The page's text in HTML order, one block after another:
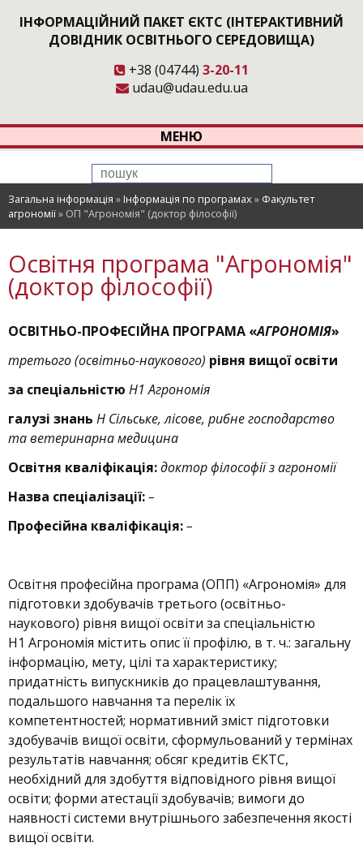
ІНФОРМАЦІЙНИЙ ПАКЕТ ЄКТС (ІНТЕРАКТИВНИЙ
ДОВІДНИК ОСВІТНЬОГО СЕРЕДОВИЩА)
+38 (04744) 3-20-11
udau@udau.edu.ua
МЕНЮ
Загальна інформація »Інформація по програмах» Факультет
агрономії» ОП "Агрономія" (доктор філософії)
Освітня програма "Агрономія"
(доктор філософії)
ОСВІТНЬО-ПРОФЕСІЙНА ПРОГРАМА «АГРОНОМІЯ»
третього (освітньо-наукового) рівня вищої освіти
за спеціальністю Н1 Агрономія
галузі знань Н Сільське, лісове, рибне господарство
та ветеринарна медицина
Освітня кваліфікація:доктор філософії з агрономії
Назва спеціалізації:–
Професійна кваліфікація:–
Освітня професійна програма (ОПП) «Агрономія» для
підготовки здобувачів третього (освітньо-
наукового) рівня вищої освіти за спеціальністю
Н1 Агрономія містить опис її профілю, в т. ч.: загальну
інформацію, мету, цілі та характеристику;
придатність випускників до працевлаштування,
подальшого навчання та перелік їх
компетентностей; нормативний зміст підготовки
здобувачів вищої освіти, сформульований у термінах
результатів навчання; обсяг кредитів ЄКТС,
необхідний для здобуття відповідного рівня вищої
освіти; форми атестації здобувачів; вимоги до
наявності системи внутрішнього забезпечення якості
вищої освіти.